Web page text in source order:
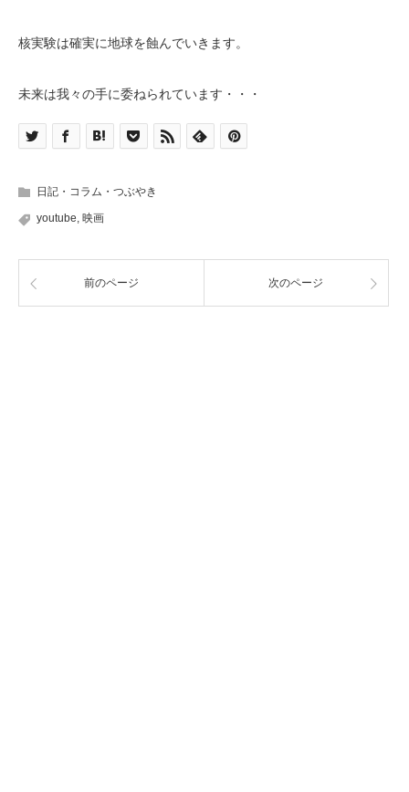
核実験は確実に地球を蝕んでいきます。
未来は我々の手に委ねられています・・・
日記・コラム・つぶやき
youtube, 映画
前のページ 次のページ